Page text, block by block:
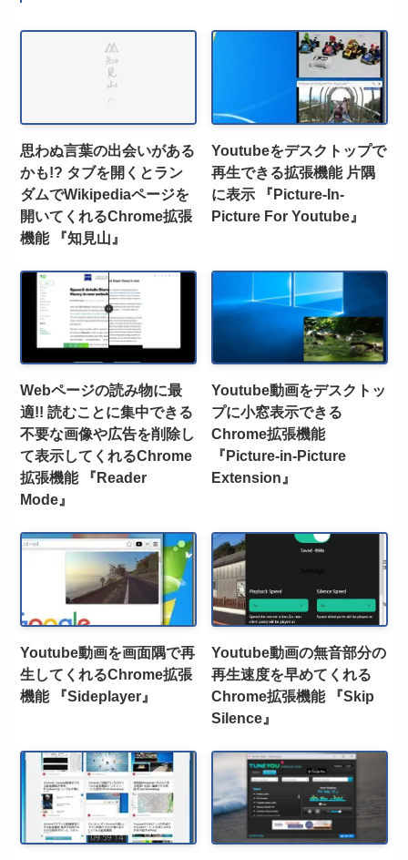
思わぬ言葉の出会いがある
かも!? タブを開くとラン
ダムでWikipediaページを
開いてくれるChrome拡張
機能 『知見山』
Youtubeをデスクトップで
再生できる拡張機能 片隅
に表示 『Picture-In-
Picture For Youtube』
Webページの読み物に最
適!! 読むことに集中できる
不要な画像や広告を削除し
て表示してくれるChrome
拡張機能 『Reader
Mode』
Youtube動画をデスクトッ
プに小窓表示できる
Chrome拡張機能
『Picture-in-Picture
Extension』
Youtube動画を画面隅で再
生してくれるChrome拡張
機能 『Sideplayer』
Youtube動画の無音部分の
再生速度を早めてくれる
Chrome拡張機能 『Skip
Silence』